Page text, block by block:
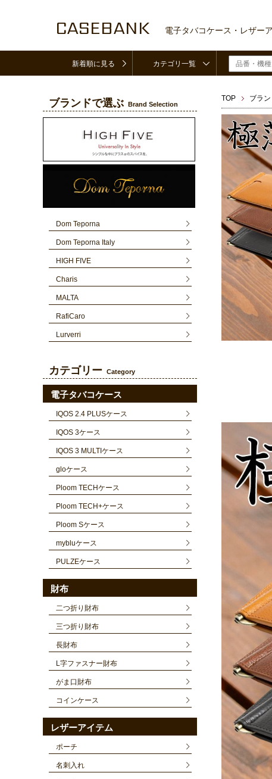
CASEBANK 電子タバコケース・レザー
新着順に見る カテゴリ一覧
TOP ブラン
ブランドで選ぶ Brand Selection
Dom Teporna
Dom Teporna Italy
HIGH FIVE
Charis
MALTA
RafiCaro
Lurverri
カテゴリー Category
電子タバコケース
IQOS 2.4 PLUSケース
IQOS 3ケース
IQOS 3 MULTIケース
gloケース
Ploom TECHケース
Ploom TECH+ケース
Ploom Sケース
mybluケース
PULZEケース
財布
二つ折り財布
三つ折り財布
長財布
L字ファスナー財布
がま口財布
コインケース
レザーアイテム
ポーチ
名刺入れ